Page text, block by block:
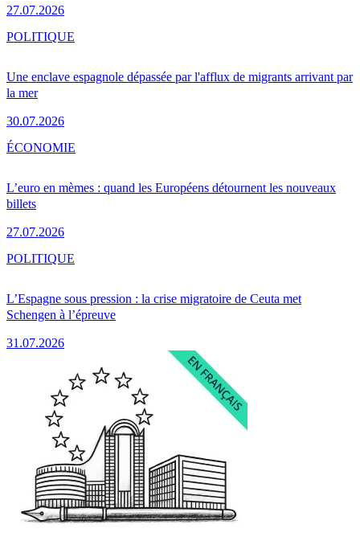
27.07.2026
Une enclave espagnole dépassée par l'afflux de migrants arrivant par
la mer
30.07.2026
POLITIQUE
L’euro en mèmes : quand les Européens détournent les nouveaux
billets
27.07.2026
ÉCONOMIE
L’Espagne sous pression : la crise migratoire de Ceuta met
Schengen à l’épreuve
31.07.2026
POLITIQUE